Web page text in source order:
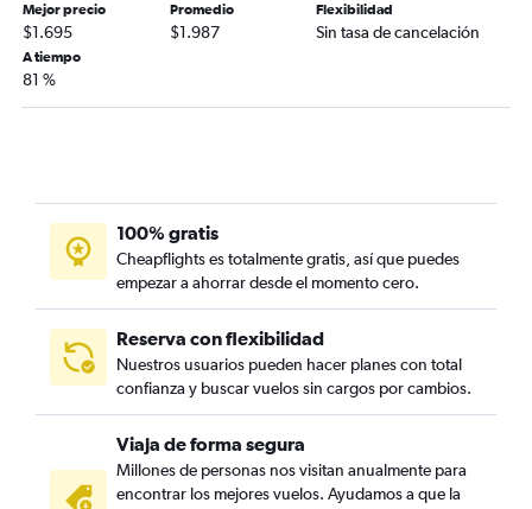
Mejor precio
$1.695
Promedio
$1.987
Flexibilidad
Sin tasa de cancelación
A tiempo
81 %
100% gratis
Cheapflights es totalmente gratis, así que puedes
empezar a ahorrar desde el momento cero.
Reserva con flexibilidad
Nuestros usuarios pueden hacer planes con total
confianza y buscar vuelos sin cargos por cambios.
Viaja de forma segura
Millones de personas nos visitan anualmente para
encontrar los mejores vuelos. Ayudamos a que la